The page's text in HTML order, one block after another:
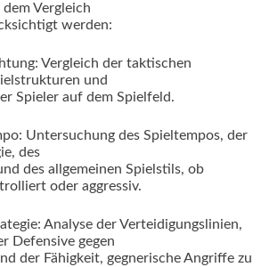
Vergleich
werden:
Vergleich der taktischen
und
Spieler auf dem Spielfeld.
Untersuchung des Spieltempos, der
des
des allgemeinen Spielstils, ob
oder aggressiv.
Analyse der Verteidigungslinien,
Defensive gegen
der Fähigkeit, gegnerische Angriffe zu